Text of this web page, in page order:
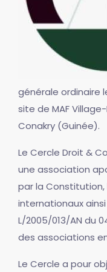
générale ordinaire
site de MAF
Conakry (Guinée).
Le Cercle Droit &
une association
par la
internationaux
L/2005/013/AN du
des associations
Le Cercle a pour